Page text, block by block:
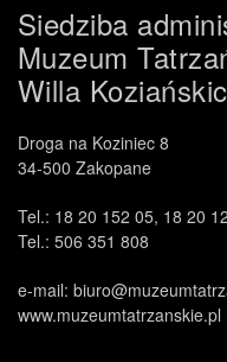
Siedziba
Muzeum
Willa
Droga na Koziniec 8
34-500 Zakopane
Tel.: 18 20 152 05, 18 20
Tel.: 506 351 808
e-mail:
www.muzeumtatrzanskie.pl